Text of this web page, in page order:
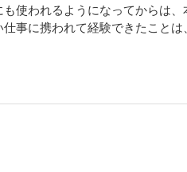
使われるようになってからは
事に携われて経験できたことは